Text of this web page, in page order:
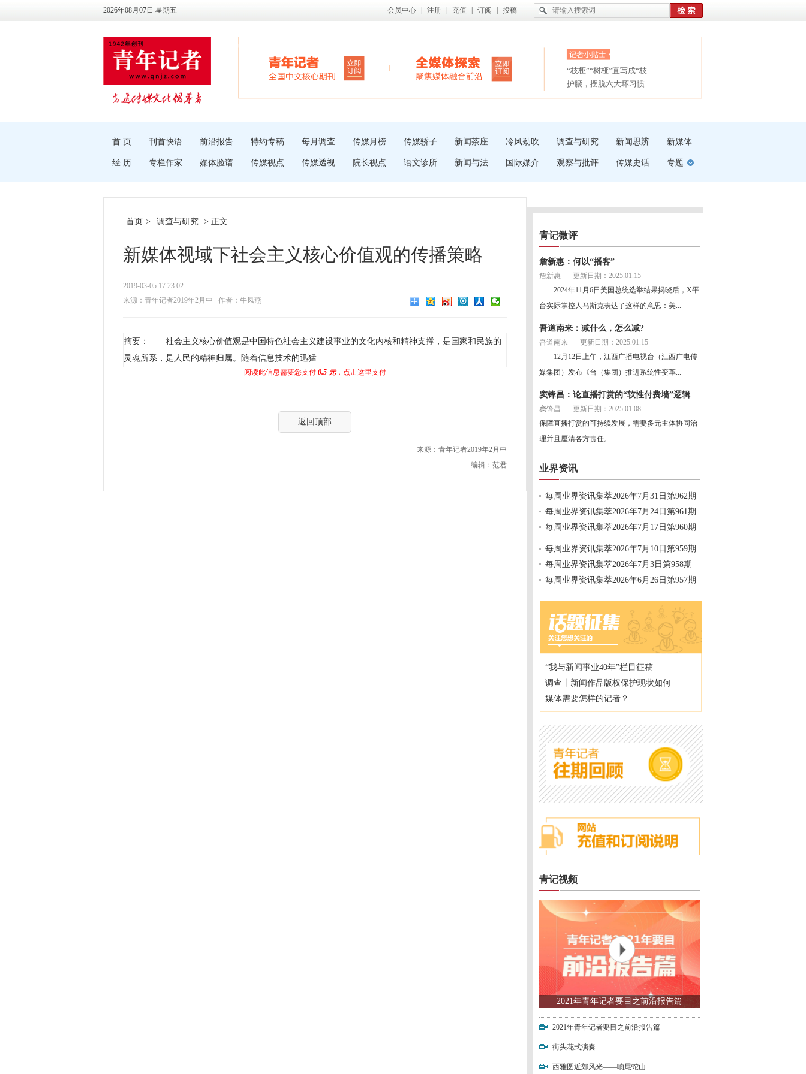
2026年08月07日 星期五 会员中心 注册 充值 订阅 投稿
眼白变红或是结膜下出血
“枝桠”“树桠”宜写成“枝...
夏天缓解疲劳有三招
护腰，摆脱六大坏习惯
受伤了冰敷还是热敷
首 页 刊首快语 前沿报告 特约专稿 每月调查 传媒月榜 传媒骄子 新闻茶座 冷风劲吹 调查与研究 新闻思辨 新媒体
经 历 专栏作家 媒体脸谱 传媒视点 传媒透视 院长视点 语文诊所 新闻与法 国际媒介 观察与批评 传媒史话 专题
首页 > 调查与研究 > 正文
新媒体视域下社会主义核心价值观的传播策略
2019-03-05 17:23:02
来源：青年记者2019年2月中
作者：牛凤燕
摘要： 社会主义核心价值观是中国特色社会主义建设事业的文化内核和精神支撑，是国家和民族的
灵魂所系，是人民的精神归属。随着信息技术的迅猛
阅读此信息需要您支付 0.5 元，点击这里支付
返回顶部
来源：青年记者2019年2月中
编辑：范君
青记微评
詹新惠：何以“播客”
詹新惠
更新日期：2025.01.15
2024年11月6日美国总统选举结果揭晓后，X平
台实际掌控人马斯克表达了这样的意思：美...
吾道南来：减什么，怎么减?
吾道南来
更新日期：2025.01.15
12月12日上午，江西广播电视台（江西广电传
媒集团）发布《台（集团）推进系统性变革...
窦锋昌：论直播打赏的“软性付费墙”逻辑
窦锋昌
更新日期：2025.01.08
保障直播打赏的可持续发展，需要多元主体协同治
理并且厘清各方责任。
业界资讯
每周业界资讯集萃2026年7月31日第962期
每周业界资讯集萃2026年7月24日第961期
每周业界资讯集萃2026年7月17日第960期
每周业界资讯集萃2026年7月10日第959期
每周业界资讯集萃2026年7月3日第958期
每周业界资讯集萃2026年6月26日第957期
“我与新闻事业40年”栏目征稿
调查丨新闻作品版权保护现状如何
媒体需要怎样的记者？
青记视频
2021年青年记者要目之前沿报告篇
2021年青年记者要目之前沿报告篇
街头花式演奏
西雅图近郊风光——响尾蛇山